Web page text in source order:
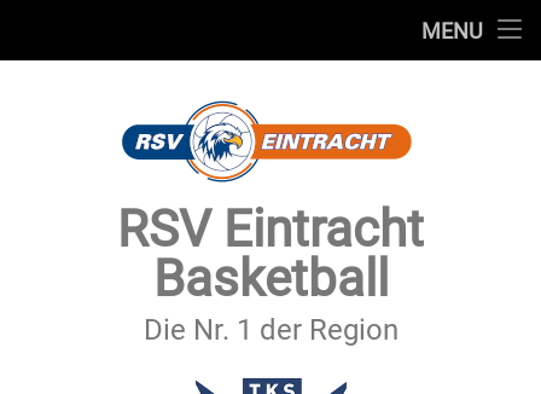
MENU
SECHSTER MANN
RSV Eintracht
Basketball
Die Nr. 1 der Region